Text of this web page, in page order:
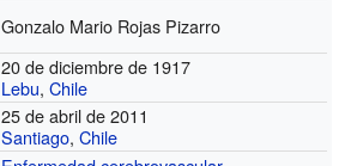
Gonzalo Mario Rojas Pizarro
20 de diciembre de 1917
Lebu,Chile
25 de abril de 2011
Santiago,Chile